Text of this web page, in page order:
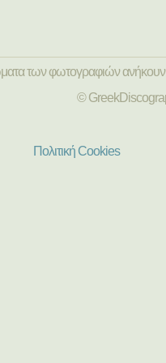
των φωτογραφιών
©
Πολιτική Cookies